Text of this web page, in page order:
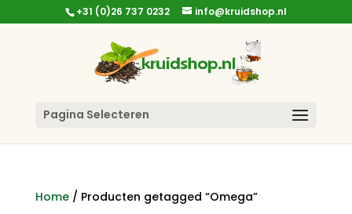
+31 (0)26 737 0232 info@kruidshop.nl
Pagina Selecteren
Home/ Producten getagged “Omega”